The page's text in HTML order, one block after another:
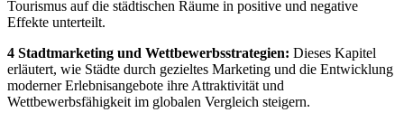
Tourismus auf die städtischen Räume in positive und negative
Effekte unterteilt.
4 Stadtmarketing und Wettbewerbsstrategien: Dieses Kapitel
erläutert, wie Städte durch gezieltes Marketing und die Entwicklung
moderner Erlebnisangebote ihre Attraktivität und
Wettbewerbsfähigkeit im globalen Vergleich steigern.